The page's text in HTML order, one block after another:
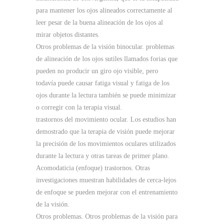
para mantener los ojos alineados correctamente al
leer pesar de la buena alineación de los ojos al
mirar objetos distantes.
Otros problemas de la visión binocular. problemas
de alineación de los ojos sutiles llamados forias que
pueden no producir un giro ojo visible, pero
todavía puede causar fatiga visual y fatiga de los
ojos durante la lectura también se puede minimizar
o corregir con la terapia visual.
trastornos del movimiento ocular. Los estudios han
demostrado que la terapia de visión puede mejorar
la precisión de los movimientos oculares utilizados
durante la lectura y otras tareas de primer plano.
Acomodaticia (enfoque) trastornos. Otras
investigaciones muestran habilidades de cerca-lejos
de enfoque se pueden mejorar con el entrenamiento
de la visión.
Otros problemas. Otros problemas de la visión para